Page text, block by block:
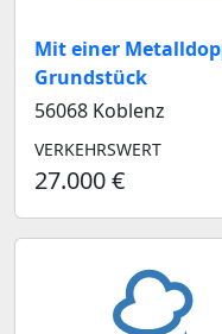
Mit einer
Grundstück
56068 Koblenz
VERKEHRSWERT
27.000 €